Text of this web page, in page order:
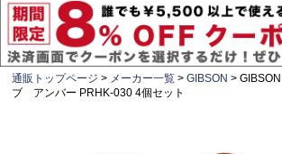
通販トップページ メーカー一覧 GIBSON
ブ アンバー PRHK-030 4個セット